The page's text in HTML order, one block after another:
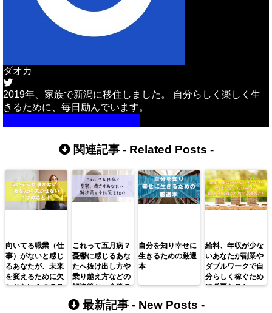
ダオカ
2019年、家族で新潟に移住しました。 自分らしく楽しく生
きるために、毎日励んでいます。
関連記事 - Related Posts -
向いてる職業（仕
事）がないと感じ
るあなたが、未来
を変えるために欠
かせない１つのこ
これって五月病？
憂鬱に感じるあな
たへ抜け出し方や
乗り越え方などの
解決策と、今後の
ための予防策をご
紹介。
自分を知り幸せに
生きるための厳選
本
給料、年収が少な
いあなたが副業や
ダブルワークで自
分らしく稼ぐため
に必要なこと
最新記事 - New Posts -